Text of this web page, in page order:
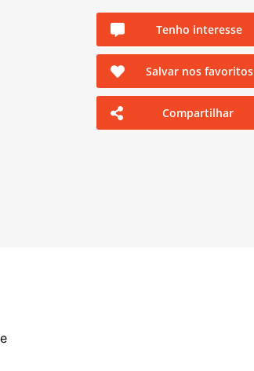
Tenho interesse
Salvar nos favoritos
Compartilhar